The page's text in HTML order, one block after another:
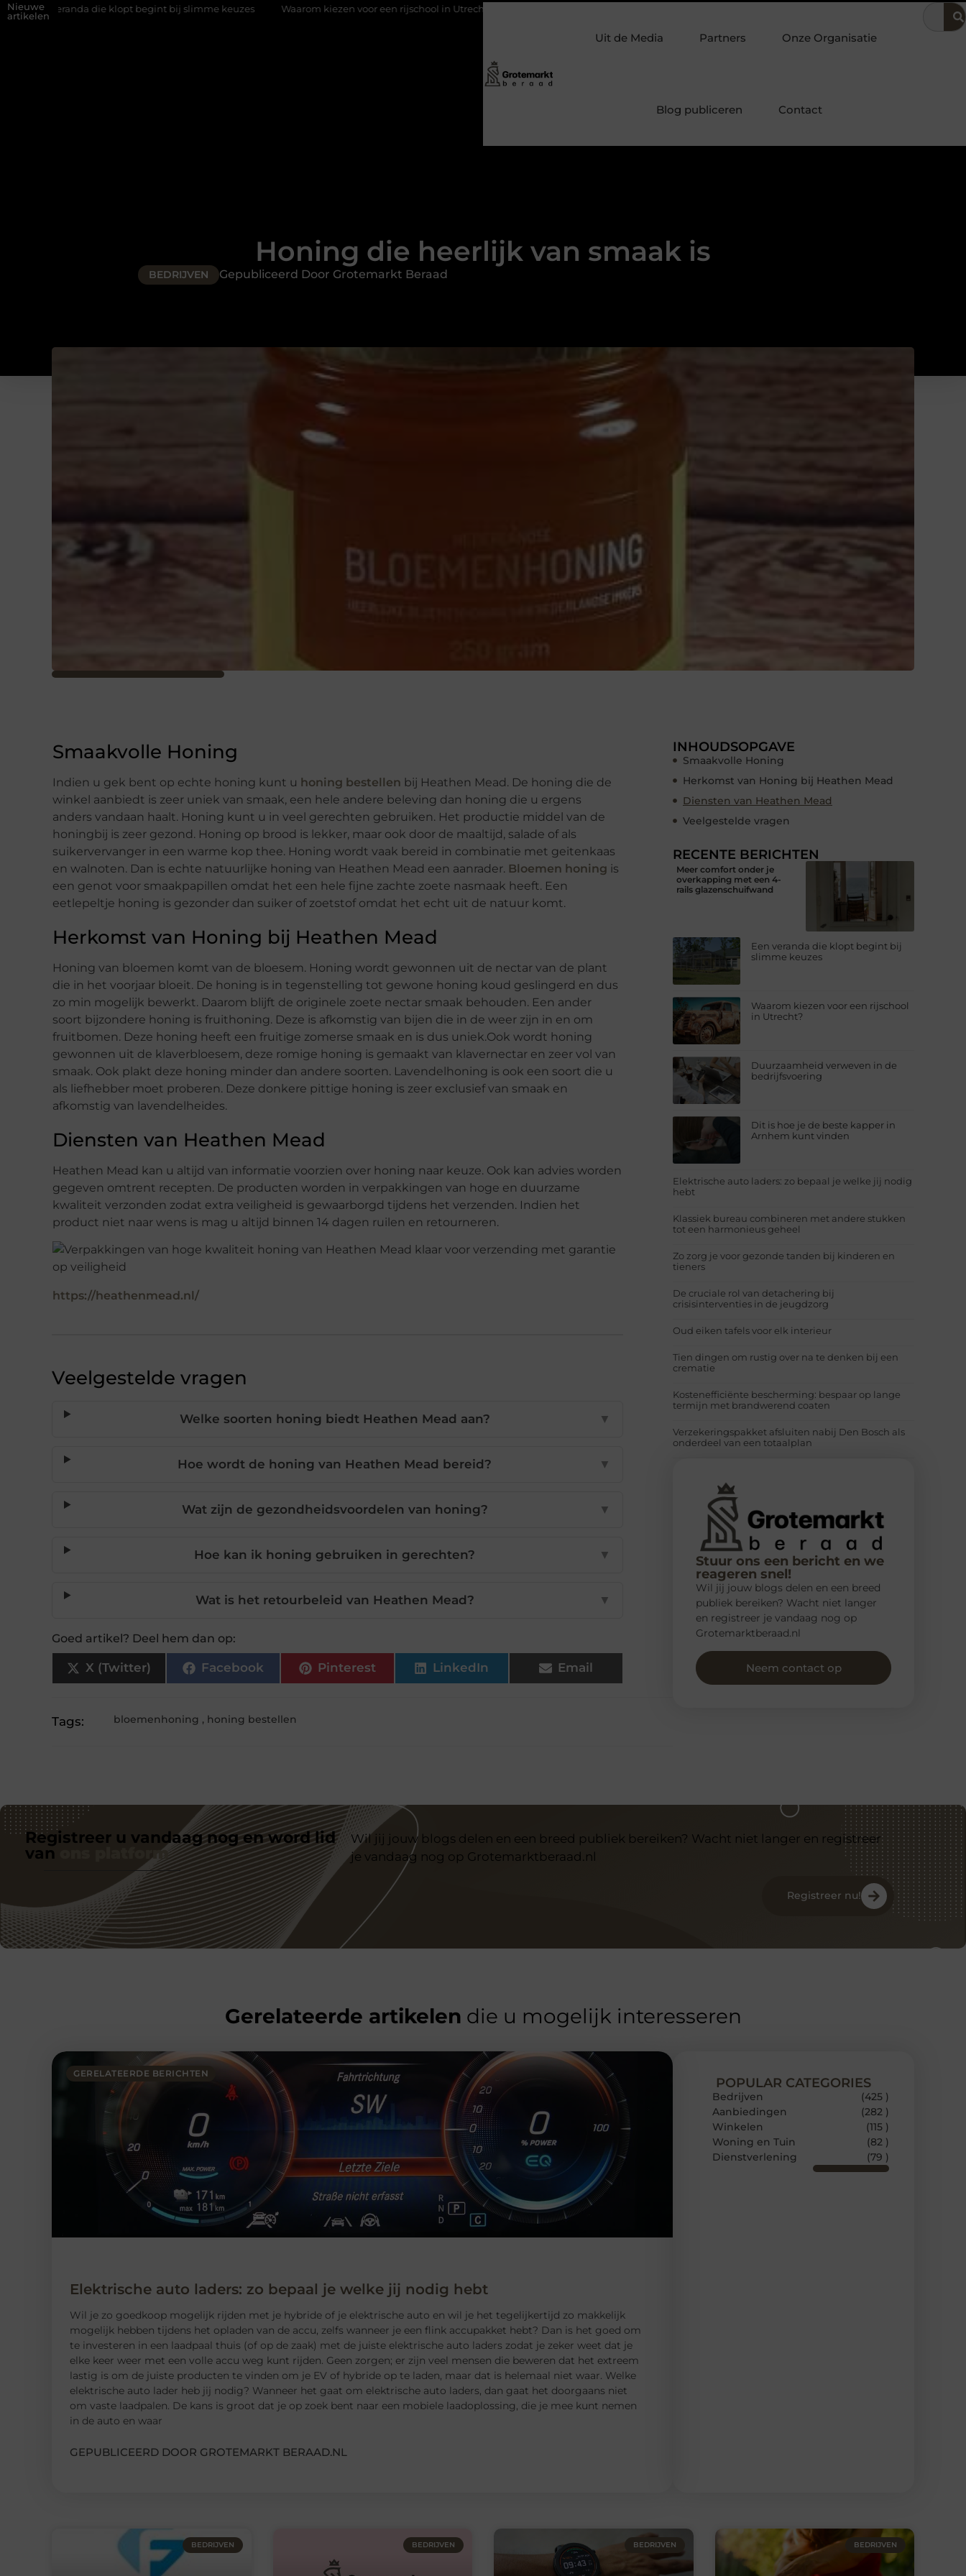
Nieuwe
artikelen
die klopt begint bij slimme keuzes Waarom kiezen voor een rijschool in Utrecht? Duurzaamheid verweven in de bedrijfsvoering
Uit de Media Partners Onze Organisatie
Blog publiceren Contact
Honing die heerlijk van smaak is
BEDRIJVEN Gepubliceerd Door Grotemarkt Beraad
Smaakvolle Honing
Indien u gek bent op echte honing kunt u honing bestellen bij Heathen Mead. De honing die de
winkel aanbiedt is zeer uniek van smaak, een hele andere beleving dan honing die u ergens
anders vandaan haalt. Honing kunt u in veel gerechten gebruiken. Het productie middel van de
honingbij is zeer gezond. Honing op brood is lekker, maar ook door de maaltijd, salade of als
suikervervanger in een warme kop thee. Honing wordt vaak bereid in combinatie met geitenkaas
en walnoten. Dan is echte natuurlijke honing van Heathen Mead een aanrader. Bloemen honing is
een genot voor smaakpapillen omdat het een hele fijne zachte zoete nasmaak heeft. Een
eetlepeltje honing is gezonder dan suiker of zoetstof omdat het echt uit de natuur komt.
Herkomst van Honing bij Heathen Mead
Honing van bloemen komt van de bloesem. Honing wordt gewonnen uit de nectar van de plant
die in het voorjaar bloeit. De honing is in tegenstelling tot gewone honing koud geslingerd en dus
zo min mogelijk bewerkt. Daarom blijft de originele zoete nectar smaak behouden. Een ander
soort bijzondere honing is fruithoning. Deze is afkomstig van bijen die in de weer zijn in en om
fruitbomen. Deze honing heeft een fruitige zomerse smaak en is dus uniek.Ook wordt honing
gewonnen uit de klaverbloesem, deze romige honing is gemaakt van klavernectar en zeer vol van
smaak. Ook plakt deze honing minder dan andere soorten. Lavendelhoning is ook een soort die u
als liefhebber moet proberen. Deze donkere pittige honing is zeer exclusief van smaak en
afkomstig van lavendelheides.
Diensten van Heathen Mead
Heathen Mead kan u altijd van informatie voorzien over honing naar keuze. Ook kan advies worden
gegeven omtrent recepten. De producten worden in verpakkingen van hoge en duurzame
kwaliteit verzonden zodat extra veiligheid is gewaarborgd tijdens het verzenden. Indien het
product niet naar wens is mag u altijd binnen 14 dagen ruilen en retourneren.
https://heathenmead.nl/
Veelgestelde vragen
Welke soorten honing biedt Heathen Mead aan? ▼
Hoe wordt de honing van Heathen Mead bereid? ▼
Wat zijn de gezondheidsvoordelen van honing? ▼
Hoe kan ik honing gebruiken in gerechten? ▼
Wat is het retourbeleid van Heathen Mead? ▼
Goed artikel? Deel hem dan op:
X (Twitter) Facebook Pinterest LinkedIn Email
Tags: bloemenhoning , honing bestellen
INHOUDSOPGAVE
Smaakvolle Honing
Herkomst van Honing bij Heathen Mead
Diensten van Heathen Mead
Veelgestelde vragen
RECENTE BERICHTEN
Meer comfort onder je
overkapping met een 4-
rails glazenschuifwand
Een veranda die klopt begint bij
slimme keuzes
Waarom kiezen voor een rijschool
in Utrecht?
Duurzaamheid verweven in de
bedrijfsvoering
Dit is hoe je de beste kapper in
Arnhem kunt vinden
Elektrische auto laders: zo bepaal je welke jij nodig
hebt
Klassiek bureau combineren met andere stukken
tot een harmonieus geheel
Zo zorg je voor gezonde tanden bij kinderen en
tieners
De cruciale rol van detachering bij
crisisinterventies in de jeugdzorg
Oud eiken tafels voor elk interieur
Tien dingen om rustig over na te denken bij een
crematie
Kostenefficiënte bescherming: bespaar op lange
termijn met brandwerend coaten
Verzekeringspakket afsluiten nabij Den Bosch als
onderdeel van een totaalplan
Stuur ons een bericht en we
reageren snel!
Wil jij jouw blogs delen en een breed
publiek bereiken? Wacht niet langer
en registreer je vandaag nog op
Grotemarktberaad.nl
Neem contact op
Registreer u vandaag nog en word lid
van
ons platform
Wil jij jouw blogs delen en een breed publiek bereiken? Wacht niet langer en registreer
je vandaag nog op Grotemarktberaad.nl
Registreer nu!
Gerelateerde artikelen die u mogelijk interesseren
GERELATEERDE BERICHTEN
Elektrische auto laders: zo bepaal je welke jij nodig hebt
Wil je zo goedkoop mogelijk rijden met je hybride of je elektrische auto en wil je het tegelijkertijd zo makkelijk
mogelijk hebben tijdens het opladen van de accu, zelfs wanneer je een flink accupakket hebt? Dan is het goed om
te investeren in een laadpaal thuis (of op de zaak) met de juiste elektrische auto laders zodat je zeker weet dat je
elke keer weer met een volle accu weg kunt rijden. Geen zorgen; er zijn veel mensen die beweren dat het extreem
lastig is om de juiste producten te vinden om je EV of hybride op te laden, maar dat is helemaal niet waar. Welke
elektrische auto lader heb jij nodig? Wanneer het gaat om elektrische auto laders, dan gaat het doorgaans niet
om vaste laadpalen. De kans is groot dat je op zoek bent naar een mobiele laadoplossing, die je mee kunt nemen
in de auto en waar
GEPUBLICEERD DOOR GROTEMARKT BERAAD.NL
POPULAR CATEGORIES
Bedrijven
(425 )
Aanbiedingen
(282 )
Winkelen
(115 )
Woning en Tuin
(82 )
Dienstverlening
(79 )
BEDRIJVEN BEDRIJVEN BEDRIJVEN BEDRIJVEN